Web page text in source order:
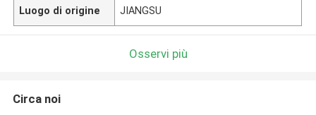
Luogo di origine JIANGSU
Osservi più
Circa noi